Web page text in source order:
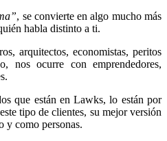
, se convierte en algo mucho más
habla distinto a ti.
arquitectos, economistas, peritos
nos ocurre con emprendedores,
que están en Lawks, lo están por
tipo de clientes, su mejor versión
y como personas.